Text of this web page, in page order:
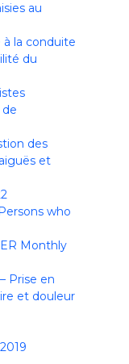
au
la conduite
du
des
et
who
Monthly
Prise en
et douleur